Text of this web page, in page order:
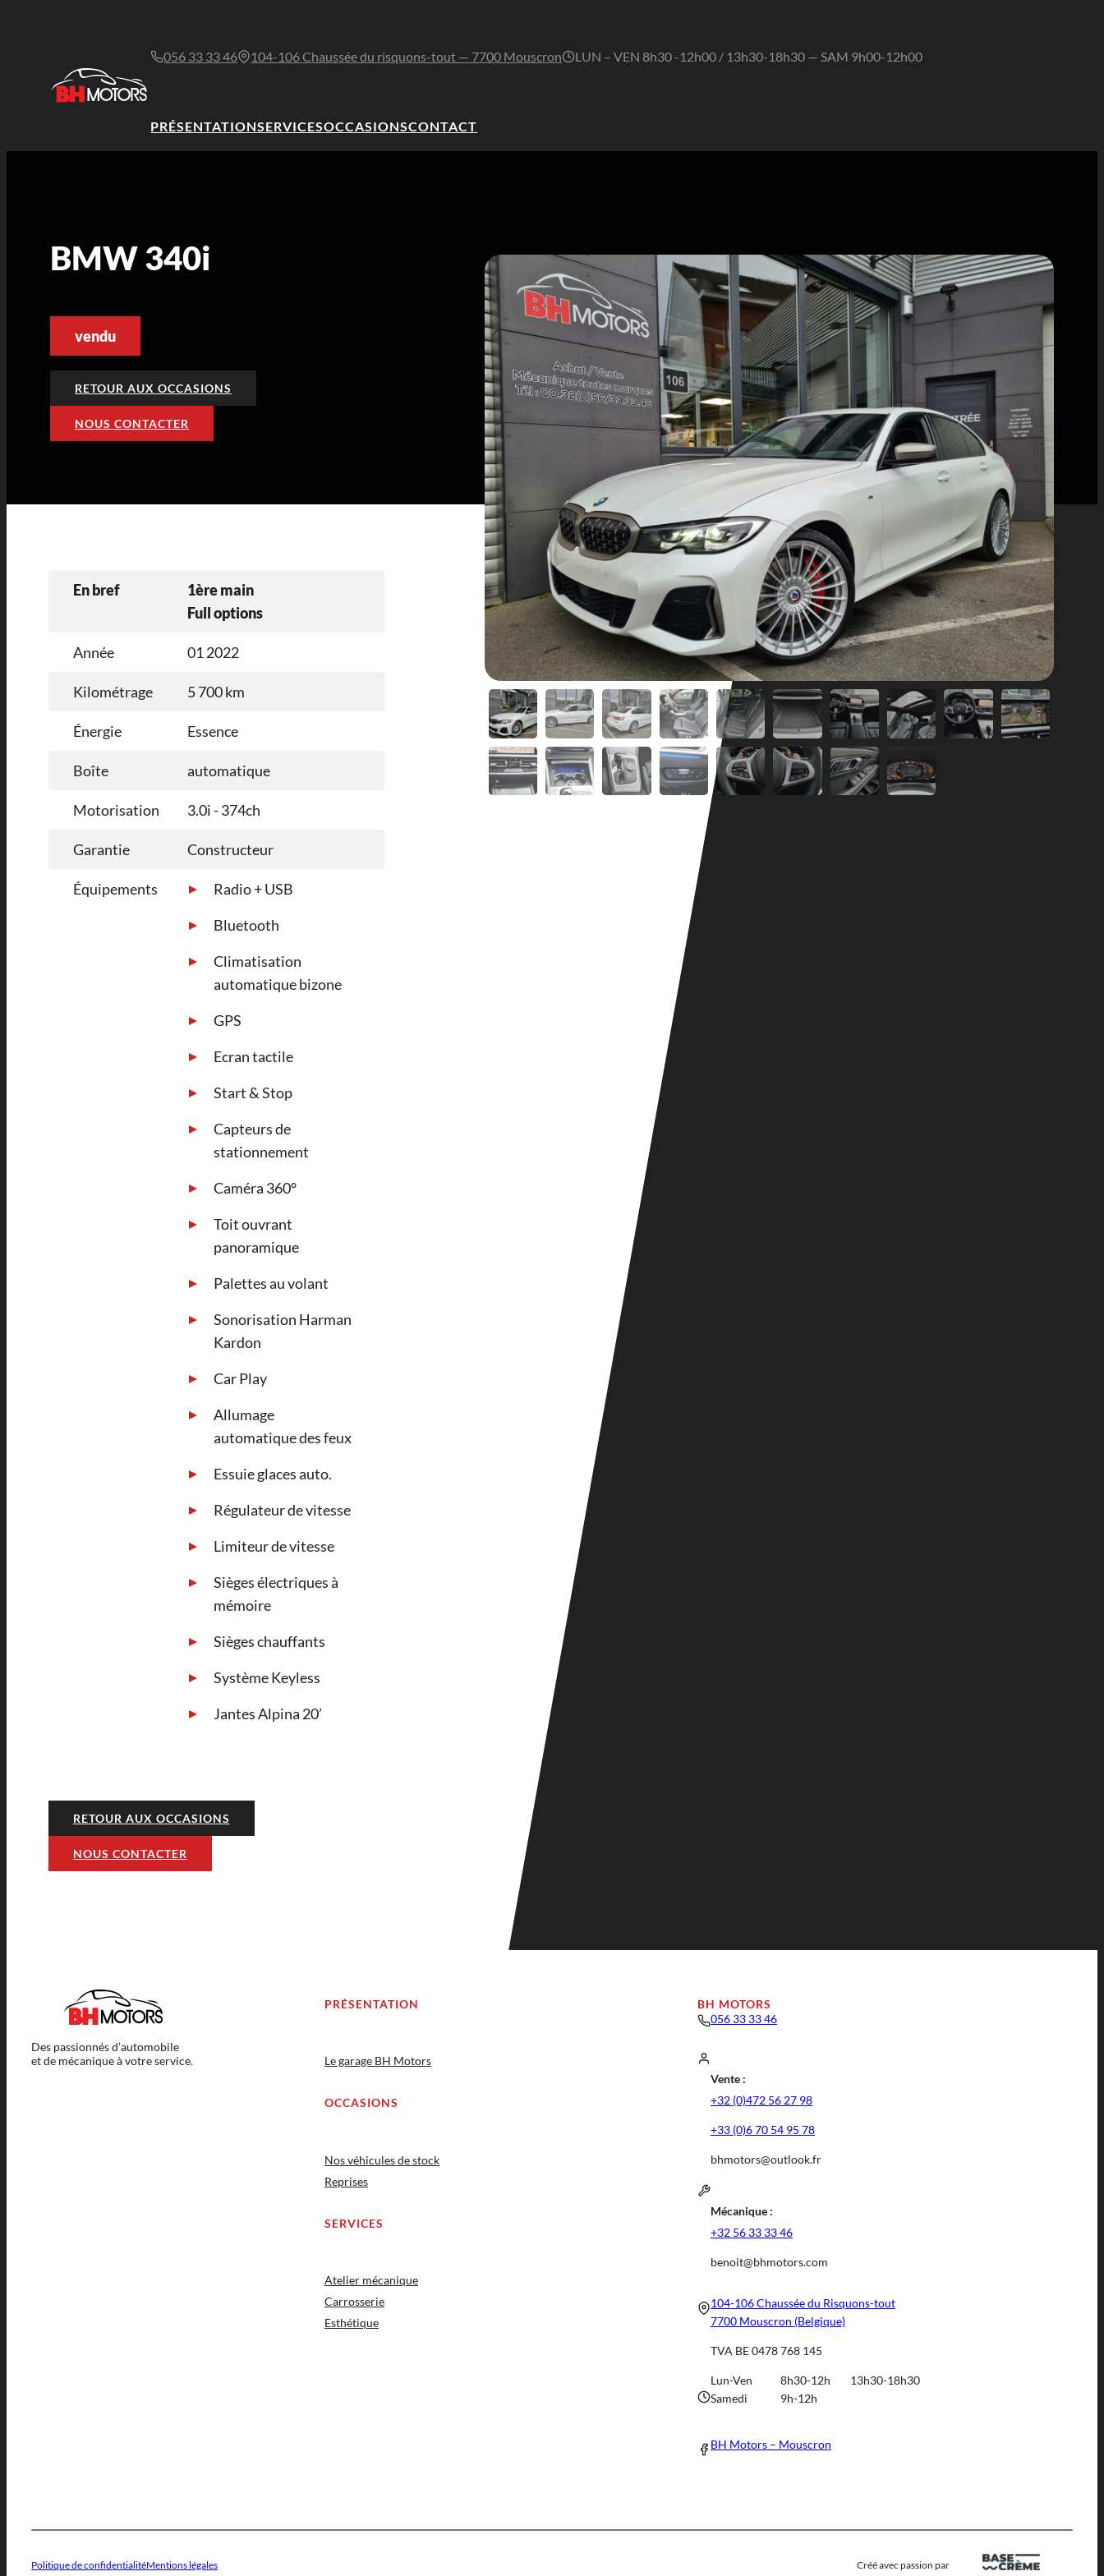
056 33 33 46 104-106 Chaussée du risquons-tout — 7700 Mouscron LUN – VEN 8h30 -12h00 / 13h30-18h30 — SAM 9h00-12h00
PRÉSENTATIONSERVICESOCCASIONSCONTACT
BMW 340i
vendu
RETOUR AUX OCCASIONS
NOUS CONTACTER
En bref
1ère main
Full options
Année 01 2022
Kilométrage 5 700 km
Énergie Essence
Boîte automatique
Motorisation 3.0i - 374ch
Garantie Constructeur
Équipements
Radio + USB
Bluetooth
Climatisation
automatique bizone
GPS
Ecran tactile
Start & Stop
Capteurs de
stationnement
Caméra 360°
Toit ouvrant
panoramique
Palettes au volant
Sonorisation Harman
Kardon
Car Play
Allumage
automatique des feux
Essuie glaces auto.
Régulateur de vitesse
Limiteur de vitesse
Sièges électriques à
mémoire
Sièges chauffants
Système Keyless
Jantes Alpina 20’
RETOUR AUX OCCASIONS
NOUS CONTACTER
Des passionnés d’automobile
et de mécanique à votre service.
PRÉSENTATION
Le garage BH Motors
OCCASIONS
Nos véhicules de stock
Reprises
SERVICES
Atelier mécanique
Carrosserie
Esthétique
BH MOTORS
056 33 33 46
Vente :
+32 (0)472 56 27 98
+33 (0)6 70 54 95 78
bhmotors@outlook.fr
Mécanique :
+32 56 33 33 46
benoit@bhmotors.com
104-106 Chaussée du Risquons-tout
7700 Mouscron (Belgique)
TVA BE 0478 768 145
Lun-Ven 8h30-12h
13h30-18h30
Samedi
9h-12h
BH Motors – Mouscron
Politique de confidentialitéMentions légales Créé avec passion par